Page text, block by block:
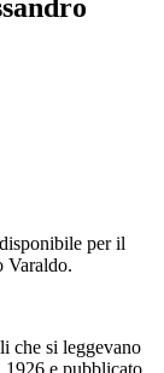
per il
Varaldo.
che si leggevano
e pubblicato